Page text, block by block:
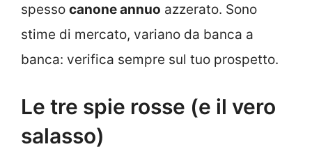
spesso canone annuo azzerato. Sono
stime di mercato, variano da banca a
banca: verifica sempre sul tuo prospetto.
Le tre spie rosse (e il vero
salasso)